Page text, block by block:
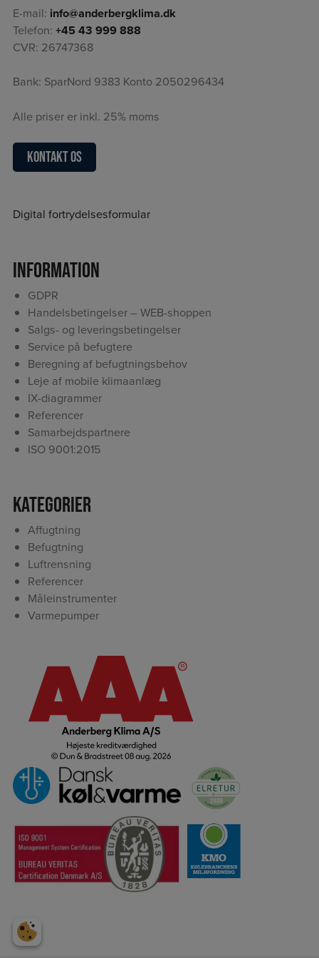
E-mail: info@anderbergklima.dk
Telefon: +45 43 999 888
CVR: 26747368
Bank: SparNord 9383 Konto 2050296434
Alle priser er inkl. 25% moms
Kontakt os
Digital fortrydelsesformular
Information
GDPR
Handelsbetingelser – WEB-shoppen
Salgs- og leveringsbetingelser
Service på befugtere
Beregning af befugtningsbehov
Leje af mobile klimaanlæg
IX-diagrammer
Referencer
Samarbejdspartnere
ISO 9001:2015
Kategorier
Affugtning
Befugtning
Luftrensning
Referencer
Måleinstrumenter
Varmepumper